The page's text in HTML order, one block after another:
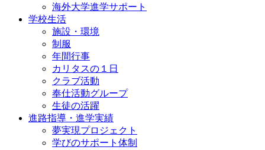
海外大学進学サポート
学校生活
施設・環境
制服
年間行事
カリタスの１日
クラブ活動
奉仕活動グループ
生徒の活躍
進路指導・進学実績
夢実現プロジェクト
学びのサポート体制